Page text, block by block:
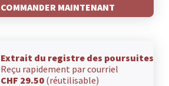
COMMANDER MAINTENANT
Extrait du registre des poursuites
Reçu rapidement par courriel
CHF 29.50 (réutilisable)